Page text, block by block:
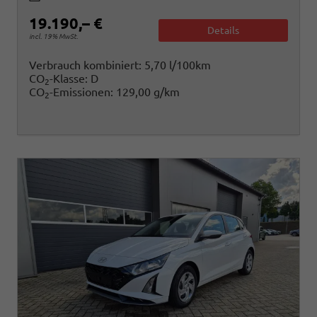
19.190,– €
incl. 19% MwSt.
Details
Verbrauch kombiniert: 5,70 l/100km
CO2-Klasse: D
CO2-Emissionen: 129,00 g/km